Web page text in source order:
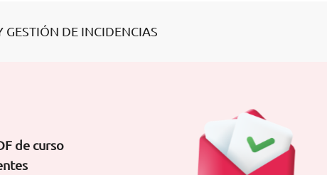
DE INCIDENCIAS
de curso